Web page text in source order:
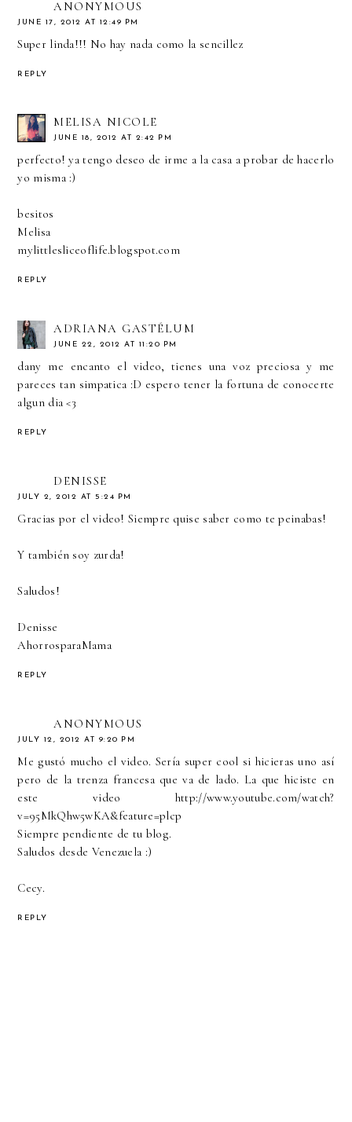
ANONYMOUS
JUNE 17, 2012 AT 12:49 PM
Super linda!!! No hay nada como la sencillez
REPLY
MELISA NICOLE
JUNE 18, 2012 AT 2:42 PM
perfecto! ya tengo deseo de irme a la casa a probar de hacerlo
yo misma :)
besitos
Melisa
mylittlesliceoflife.blogspot.com
REPLY
ADRIANA GASTÉLUM
JUNE 22, 2012 AT 11:20 PM
dany me encanto el video, tienes una voz preciosa y me
pareces tan simpatica :D espero tener la fortuna de conocerte
algun dia <3
REPLY
DENISSE
JULY 2, 2012 AT 5:24 PM
Gracias por el video! Siempre quise saber como te peinabas!
Y también soy zurda!
Saludos!
Denisse
AhorrosparaMama
REPLY
ANONYMOUS
JULY 12, 2012 AT 9:20 PM
Me gustó mucho el video. Sería super cool si hicieras uno así
pero de la trenza francesa que va de lado. La que hiciste en
este video http://www.youtube.com/watch?
v=95MkQhw5wKA&feature=plcp
Siempre pendiente de tu blog.
Saludos desde Venezuela :)
Cecy.
REPLY